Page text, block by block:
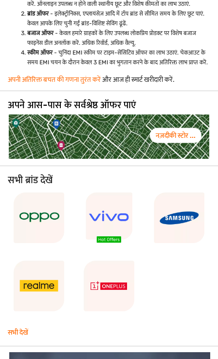
करें. ऑनलाइन उपलब्ध न होने वाली स्थानीय छूट और विशेष कीमतों का लाभ उठाएं.
ब्रांड ऑफर- इलेक्ट्रॉनिक्स, एप्लायंसेज़ आदि में टॉप ब्रांड से सीमित समय के लिए छूट पाएं.
केवल आपके लिए चुनी गई ब्रांड-विशिष्ट सेविंग ढूंढें.
बजाज ऑफर- केवल हमारे ग्राहकों के लिए उपलब्ध लोकप्रिय प्रोडक्ट पर विशेष बजाज
फाइनेंस डील अनलॉक करें. अधिक रिवॉर्ड, अधिक वैल्यू.
स्कीम ऑफर- चुनिंदा EMI स्कीम पर टाइम-सेंसिटिव ऑफर का लाभ उठाएं. चेकआउट के
समय EMI चयन के दौरान केवल 3 EMI का भुगतान करने के बाद अतिरिक्त लाभ प्राप्त करें.
अपनी अतिरिक्त बचत की गणना तुरंत करेंऔर आज ही स्मार्ट खरीदारी करें.
अपने आस-पास के सर्वश्रेष्ठ ऑफर पाएं
नज़दीकी स्टोर ...
सभी ब्रांड देखें
सभी देखें